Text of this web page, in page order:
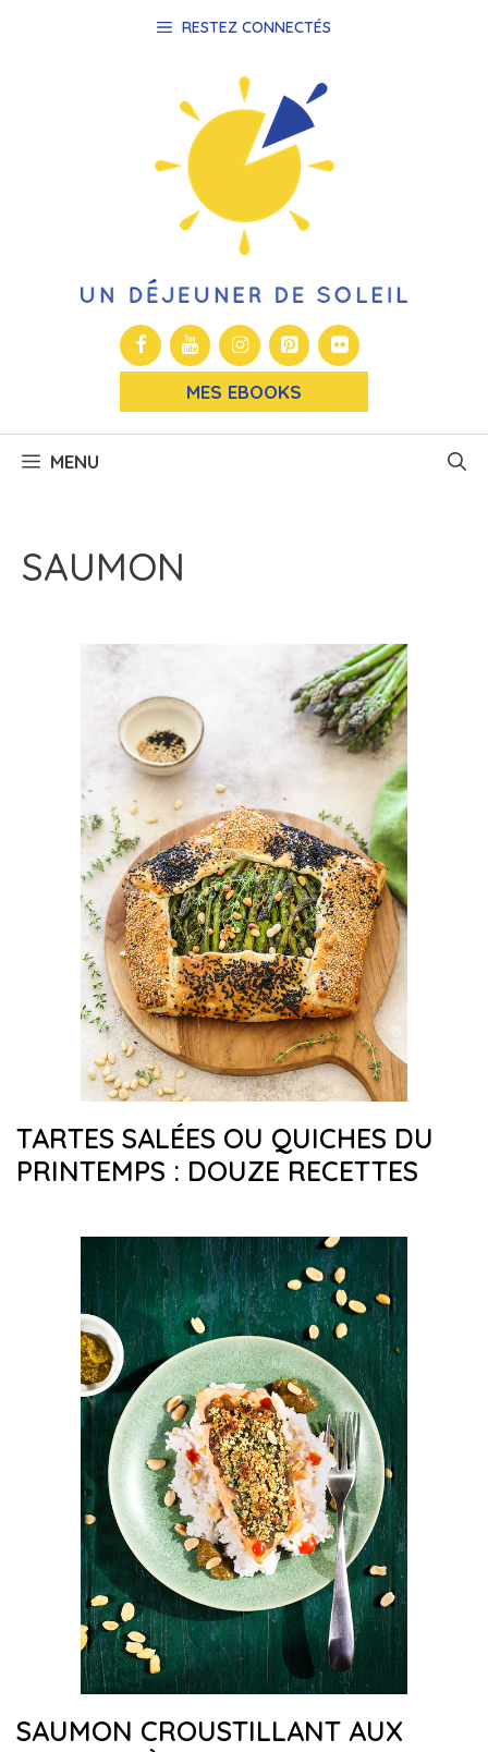
RESTEZ CONNECTÉS
MES EBOOKS
MENU
SAUMON
TARTES SALÉES OU QUICHES DU
PRINTEMPS : DOUZE RECETTES
SAUMON CROUSTILLANT AUX